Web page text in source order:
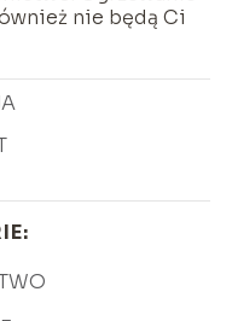
nie będą Ci